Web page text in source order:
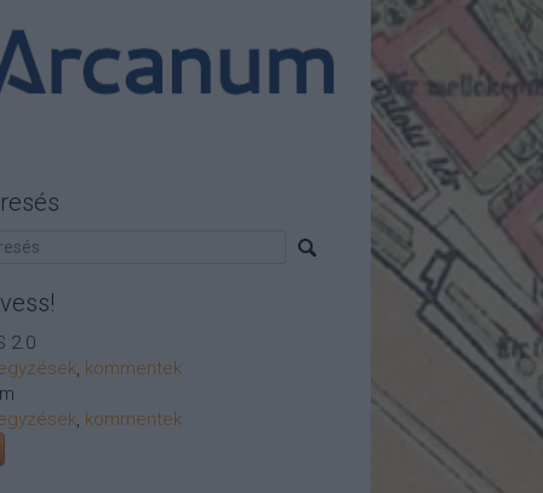
2.0
, kommentek
, kommentek